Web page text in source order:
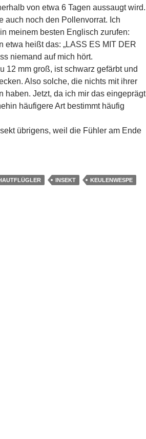
von etwa 6 Tagen aussaugt wird.
auch noch den Pollenvorrat. Ich
meinem besten Englisch zurufen:
etwa heißt das: „LASS ES MIT DER
niemand auf mich hört.
12 mm groß, ist schwarz gefärbt und
Also solche, die nichts mit ihrer
haben. Jetzt, da ich mir das eingeprägt
häufigere Art bestimmt häufig
übrigens, weil die Fühler am Ende
INSEKT
KEULENWESPE